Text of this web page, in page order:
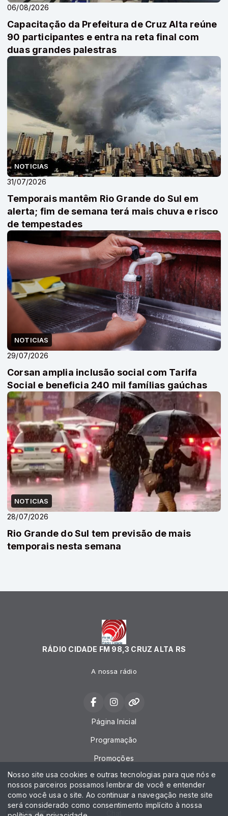
06/08/2026
Capacitação da Prefeitura de Cruz Alta reúne
90 participantes e entra na reta final com
duas grandes palestras
NOTICIAS
31/07/2026
Temporais mantêm Rio Grande do Sul em
alerta; fim de semana terá mais chuva e risco
de tempestades
NOTICIAS
29/07/2026
Corsan amplia inclusão social com Tarifa
Social e beneficia 240 mil famílias gaúchas
NOTICIAS
28/07/2026
Rio Grande do Sul tem previsão de mais
temporais nesta semana
RÁDIO CIDADE FM 98,3 CRUZ ALTA RS
A nossa rádio
Página Inicial
Programação
Promoções
Locutores
Contato
Nosso site usa cookies e outras tecnologias para que nós e
nossos parceiros possamos lembrar de você e entender
como você usa o site. Ao continuar a navegação neste site
será considerado como consentimento implícito à nossa